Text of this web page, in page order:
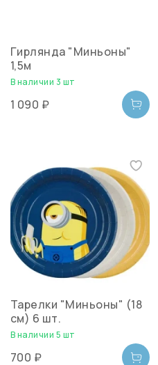
Гирлянда "Миньоны"
1,5м
В наличии 3 шт
1 090 ₽
Тарелки "Миньоны" (18
см) 6 шт.
В наличии 5 шт
700 ₽